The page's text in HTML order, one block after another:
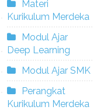
Materi
Kurikulum Merdeka
Modul Ajar
Deep Learning
Modul Ajar SMK
Perangkat
Kurikulum Merdeka